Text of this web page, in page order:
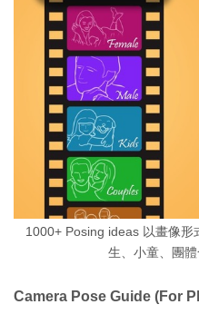
1000+ Posing ideas 以畫像
生、小童、團體
Camera Pose Guide (For